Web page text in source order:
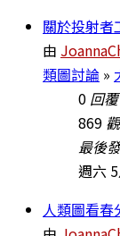
關於投射者
由
類圖討論 »
0 回覆
869
最後
週六
人類圖看